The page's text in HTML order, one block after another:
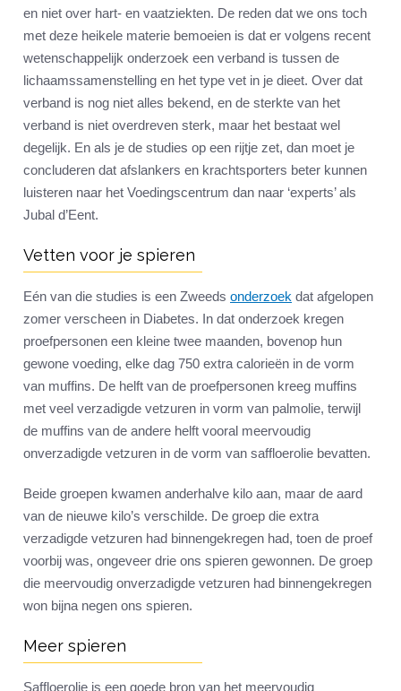
en niet over hart- en vaatziekten. De reden dat we ons toch
met deze heikele materie bemoeien is dat er volgens recent
wetenschappelijk onderzoek een verband is tussen de
lichaamssamenstelling en het type vet in je dieet. Over dat
verband is nog niet alles bekend, en de sterkte van het
verband is niet overdreven sterk, maar het bestaat wel
degelijk. En als je de studies op een rijtje zet, dan moet je
concluderen dat afslankers en krachtsporters beter kunnen
luisteren naar het Voedingscentrum dan naar ‘experts’ als
Jubal d’Eent.
Vetten voor je spieren
Eén van die studies is een Zweeds onderzoek dat afgelopen
zomer verscheen in Diabetes. In dat onderzoek kregen
proefpersonen een kleine twee maanden, bovenop hun
gewone voeding, elke dag 750 extra calorieën in de vorm
van muffins. De helft van de proefpersonen kreeg muffins
met veel verzadigde vetzuren in vorm van palmolie, terwijl
de muffins van de andere helft vooral meervoudig
onverzadigde vetzuren in de vorm van saffloerolie bevatten.
Beide groepen kwamen anderhalve kilo aan, maar de aard
van de nieuwe kilo’s verschilde. De groep die extra
verzadigde vetzuren had binnengekregen had, toen de proef
voorbij was, ongeveer drie ons spieren gewonnen. De groep
die meervoudig onverzadigde vetzuren had binnengekregen
won bijna negen ons spieren.
Meer spieren
Saffloerolie is een goede bron van het meervoudig